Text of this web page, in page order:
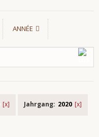
ANNÉE
Jahrgang: 2020